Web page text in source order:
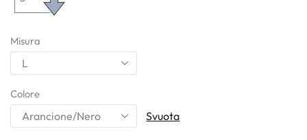
Misura
Colore
Svuota